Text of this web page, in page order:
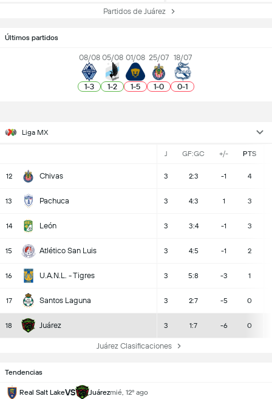
Partidos de Juárez
Últimos partidos
08/08
1-3
05/08
1-2
01/08
1-5
25/07
1-0
18/07
0-1
Liga MX
J GF:GC +/- PTS
12 Chivas 3 2:3 -1 4
13 Pachuca 3 4:3 1 3
14 León 3 3:4 -1 3
15 Atlético San Luis 3 4:5 -1 2
16 U.A.N.L. - Tigres 3 5:8 -3 1
17 Santos Laguna 3 2:7 -5 0
18 Juárez 3 1:7 -6 0
Juárez Clasificaciones
Tendencias
Real Salt LakeVS Juárezmié, 12º ago